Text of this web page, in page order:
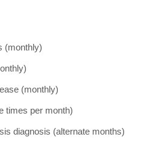
(monthly)
(monthly)
times per month)
diagnosis (alternate months)